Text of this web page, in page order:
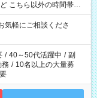
も
軽にご相談くださ
/ 40～50代活躍中 / 副
務 / 10名以上の大量募